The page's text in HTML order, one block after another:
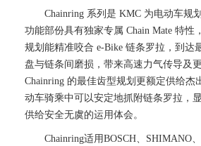
Chainring 系列是 KMC 为电动车规
功能部份具有独家专属 Chain Mate 特性
规划能精准咬合 e-Bike 链条罗拉，到达
盘与链条间磨损，带来高速力气传导及
Chainring 的最佳齿型规划更额定供给杰
动车骑乘中可以安定地抓附链条罗拉，
供给安全无虞的运用体会。
Chainring适用BOSCH、SHIMANO、